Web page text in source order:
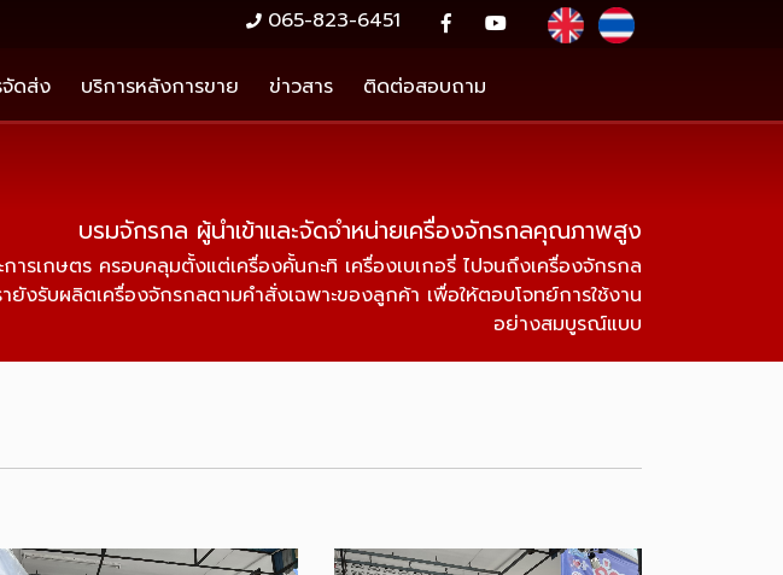
065-823-6451
ดส่ง บริการหลังการขาย ข่าวสาร ติดต่อสอบถาม
บรมจักรกล ผู้นำเข้าและจัดจำหน่ายเครื่องจักรกลคุณภาพสูง
ารเกษตร ครอบคลุมตั้งแต่เครื่องคั้นกะทิ เครื่องเบเกอรี่ ไปจนถึงเครื่องจักรกล
ยังรับผลิตเครื่องจักรกลตามคำสั่งเฉพาะของลูกค้า เพื่อให้ตอบโจทย์การใช้งาน
อย่างสมบูรณ์แบบ